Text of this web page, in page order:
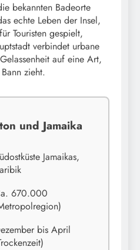
bekannten Badeorte
echte Leben der Insel,
Touristen gespielt,
verbindet urbane
auf eine Art,
zieht.
und Jamaika
Jamaikas,
670.000
bis April